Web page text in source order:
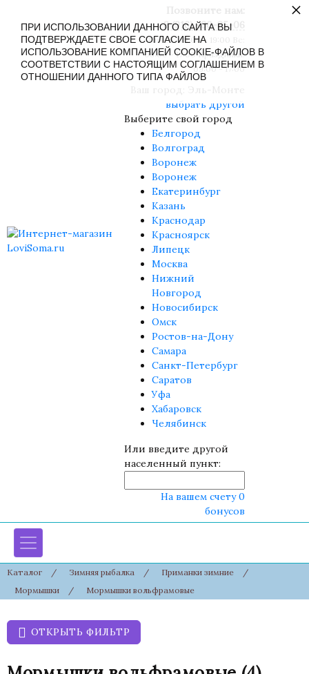
8 (916) 430-85-06
Пн-Сб: 09:00 - 19:00 Вс:
09:00 - 17:00 Праздники:
09:00 - 17:00
выбрать другой
Выберите свой город
Белгород
Волгоград
Воронеж
Воронеж
Екатеринбург
Казань
Краснодар
Красноярск
Липецк
Москва
Нижний
Новгород
Новосибирск
Омск
Ростов-на-Дону
Самара
Санкт-Петербург
Саратов
Уфа
Хабаровск
Челябинск
Или введите другой
населенный пункт:
На вашем счету 0
бонусов
Каталог / Зимняя рыбалка / Приманки зимние
/
Мормышки
/ Мормышки вольфрамовые
ОТКРЫТЬ ФИЛЬТР
ПРИ ИСПОЛЬЗОВАНИИ ДАННОГО САЙТА ВЫ
ПОДТВЕРЖДАЕТЕ СВОЕ СОГЛАСИЕ НА
ИСПОЛЬЗОВАНИЕ КОМПАНИЕЙ COOKIE-ФАЙЛОВ В
СООТВЕТСТВИИ С НАСТОЯЩИМ СОГЛАШЕНИЕМ В
ОТНОШЕНИИ ДАННОГО ТИПА ФАЙЛОВ
×